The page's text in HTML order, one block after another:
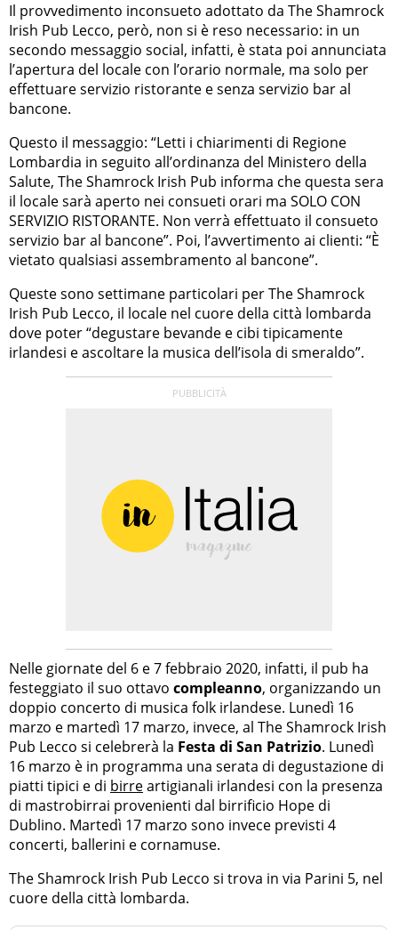
Il provvedimento inconsueto adottato da The Shamrock
Irish Pub Lecco, però, non si è reso necessario: in un
secondo messaggio social, infatti, è stata poi annunciata
l’apertura del locale con l’orario normale, ma solo per
effettuare servizio ristorante e senza servizio bar al
bancone.
Questo il messaggio: “Letti i chiarimenti di Regione
Lombardia in seguito all’ordinanza del Ministero della
Salute, The Shamrock Irish Pub informa che questa sera
il locale sarà aperto nei consueti orari ma SOLO CON
SERVIZIO RISTORANTE. Non verrà effettuato il consueto
servizio bar al bancone”. Poi, l’avvertimento ai clienti: “È
vietato qualsiasi assembramento al bancone”.
Queste sono settimane particolari per The Shamrock
Irish Pub Lecco, il locale nel cuore della città lombarda
dove poter “degustare bevande e cibi tipicamente
irlandesi e ascoltare la musica dell’isola di smeraldo”.
Nelle giornate del 6 e 7 febbraio 2020, infatti, il pub ha
festeggiato il suo ottavo compleanno, organizzando un
doppio concerto di musica folk irlandese. Lunedì 16
marzo e martedì 17 marzo, invece, al The Shamrock Irish
Pub Lecco si celebrerà la Festa di San Patrizio. Lunedì
16 marzo è in programma una serata di degustazione di
piatti tipici e di birreartigianali irlandesi con la presenza
di mastrobirrai provenienti dal birrificio Hope di
Dublino. Martedì 17 marzo sono invece previsti 4
concerti, ballerini e cornamuse.
The Shamrock Irish Pub Lecco si trova in via Parini 5, nel
cuore della città lombarda.